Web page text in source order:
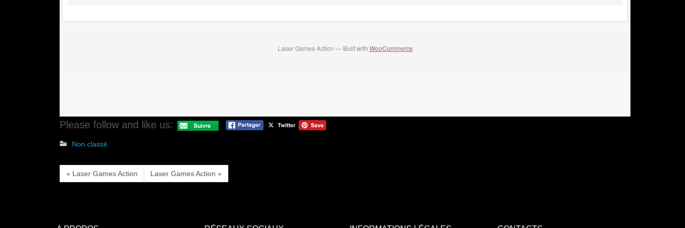
Laser Games Action — Built with WooCommerce
Please follow and like us:
Non classé
« Laser Games Action Laser Games Action »